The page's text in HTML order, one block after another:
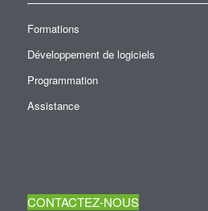
Formations
Développement de logiciels
Programmation
Assistance
CONTACTEZ-NOUS